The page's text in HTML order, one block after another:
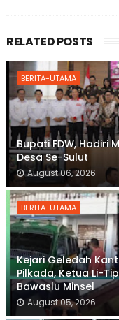
RELATED POSTS
BERITA-UTAMA
Bupati FDW, Hadiri
Desa Se-Sulut
August 06, 2026
BERITA-UTAMA
Kejari Geledah
Pilkada, Ketua Li-
Bawaslu Minsel
August 05, 2026